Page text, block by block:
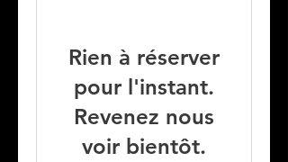
Rien à réserver
pour l'instant.
Revenez nous
voir bientôt.